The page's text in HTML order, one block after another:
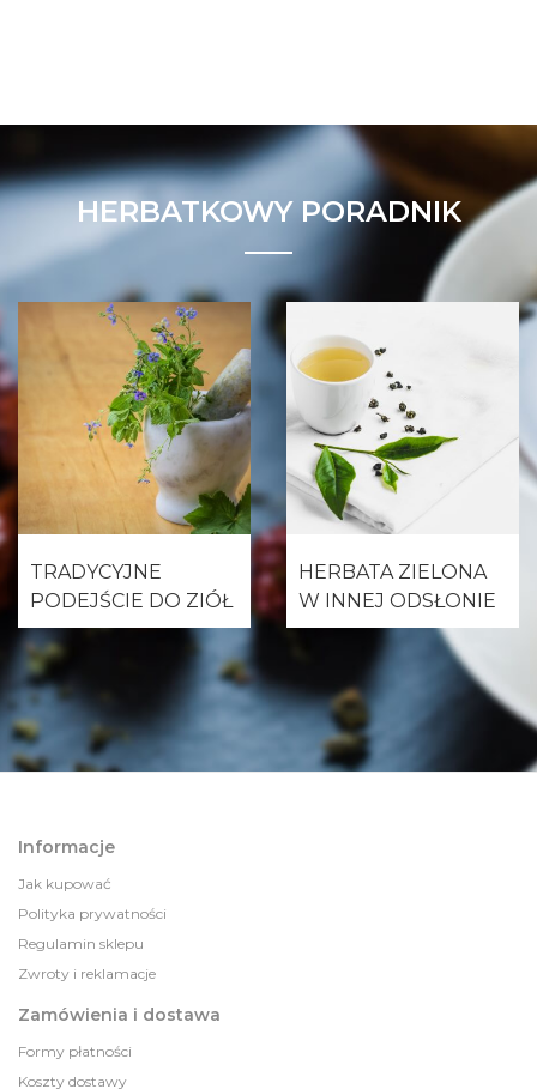
HERBATKOWY PORADNIK
TRADYCYJNE
PODEJŚCIE DO ZIÓŁ
HERBATA ZIELONA
W INNEJ ODSŁONIE
Informacje
Jak kupować
Polityka prywatności
Regulamin sklepu
Zwroty i reklamacje
Zamówienia i dostawa
Formy płatności
Koszty dostawy